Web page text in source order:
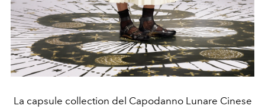
La capsule collection del Capodanno Lunare Cinese